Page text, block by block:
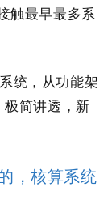
触最早最多系
统，从功能架
极简讲透，新
，核算系统